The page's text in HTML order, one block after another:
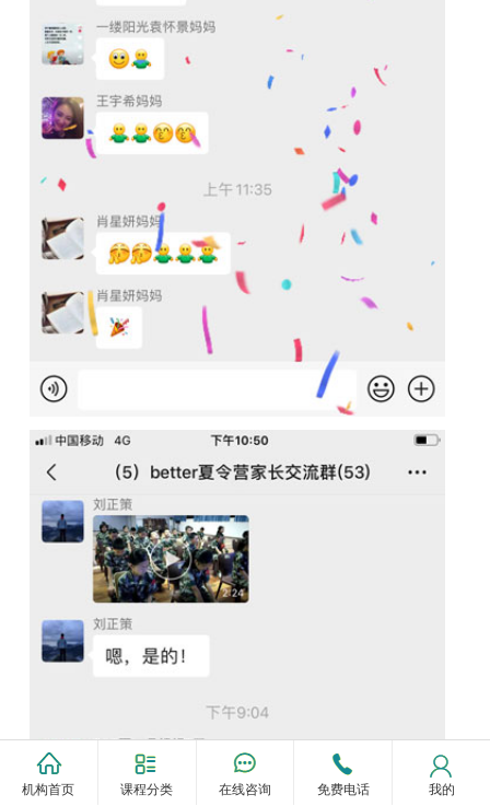
机构首页 课程分类 在线咨询 免费电话 我的